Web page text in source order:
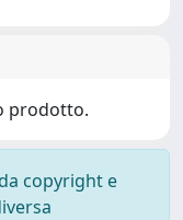
prodotto.
copyright e